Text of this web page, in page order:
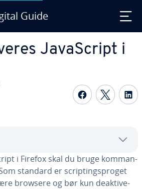
Guide
Ja­va­Script i
Del påDel
i Firefox skal du bruge kom­man­
standard er scrip­tings­pro­get
browsere og bør kun de­ak­ti­ve­